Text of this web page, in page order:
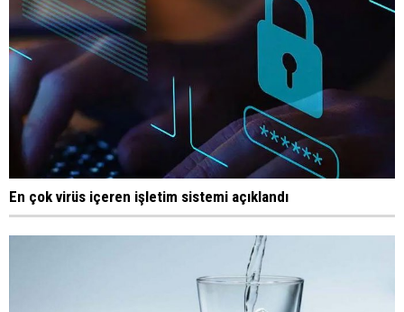
En çok virüs içeren işletim sistemi açıklandı